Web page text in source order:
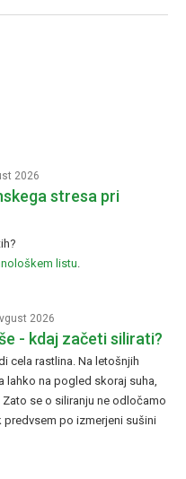
2026
stresa pri
listu
2026
- kdaj začeti silirati?
cela rastlina. Na letošnjih
na pogled skoraj suha,
se o siliranju ne odločamo
predvsem po izmerjeni sušini